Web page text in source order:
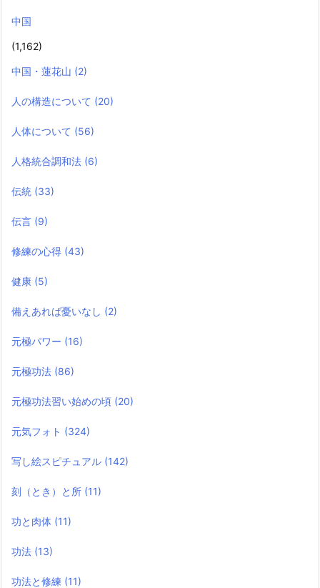
中国
(1,162)
中国・蓮花山 (2)
人の構造について (20)
人体について (56)
人格統合調和法 (6)
伝統 (33)
伝言 (9)
修練の心得 (43)
健康 (5)
備えあれば憂いなし (2)
元極パワー (16)
元極功法 (86)
元極功法習い始めの頃 (20)
元気フォト (324)
写し絵スピチュアル (142)
刻（とき）と所 (11)
功と肉体 (11)
功法 (13)
功法と修練 (11)